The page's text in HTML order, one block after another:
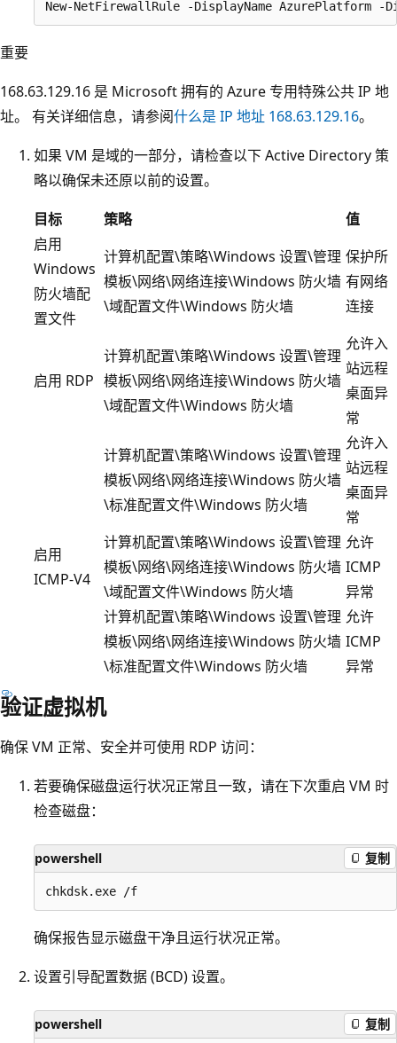
重要
168.63.129.16 是 Microsoft 拥有的 Azure 专用特殊公共 IP 地
址。 有关详细信息，请参阅什么是 IP 地址 168.63.129.16。
如果 VM 是域的一部分，请检查以下 Active Directory 策
略以确保未还原以前的设置。
目标
策略
值
启用
Windows
防火墙配
置文件
计算机配置\策略\Windows 设置\管理
模板\网络\网络连接\Windows 防火墙
\域配置文件\Windows 防火墙
保护所
有网络
连接
启用 RDP
计算机配置\策略\Windows 设置\管理
模板\网络\网络连接\Windows 防火墙
\域配置文件\Windows 防火墙
允许入
站远程
桌面异
常
计算机配置\策略\Windows 设置\管理
模板\网络\网络连接\Windows 防火墙
\标准配置文件\Windows 防火墙
允许入
站远程
桌面异
常
启用
ICMP-V4
计算机配置\策略\Windows 设置\管理
模板\网络\网络连接\Windows 防火墙
\域配置文件\Windows 防火墙
允许
ICMP
异常
计算机配置\策略\Windows 设置\管理
模板\网络\网络连接\Windows 防火墙
\标准配置文件\Windows 防火墙
允许
ICMP
异常
验证虚拟机
确保 VM 正常、安全并可使用 RDP 访问：
若要确保磁盘运行状况正常且一致，请在下次重启 VM 时
检查磁盘：
powershell 复制
确保报告显示磁盘干净且运行状况正常。
设置引导配置数据 (BCD) 设置。
powershell 复制